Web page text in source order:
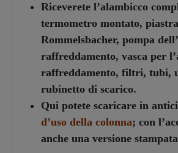
Riceverete l’alambicco
termometro montato,
Rommelsbacher, pompa
raffreddamento, vasca per
raffreddamento, filtri, tubi,
rubinetto di scarico.
Qui potete scaricare in
d’uso della colonna; con
anche una versione